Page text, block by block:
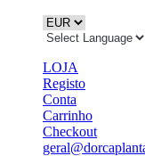
LOJA
Registo
Conta
Carrinho
Checkout